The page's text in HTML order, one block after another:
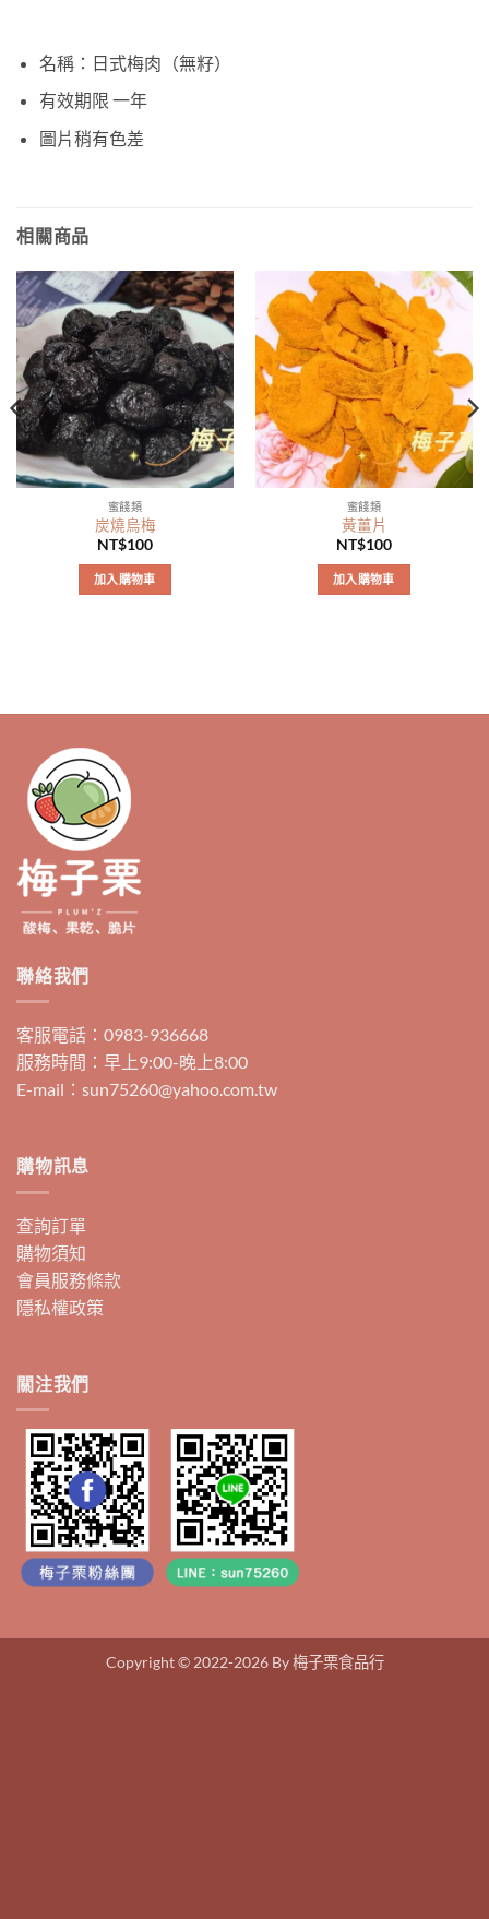
名稱：日式梅肉（無籽）
有效期限 一年
圖片稍有色差
相關商品
蜜餞類
炭燒烏梅
NT$100
加入購物車
蜜餞類
黃薑片
NT$100
加入購物車
聯絡我們
客服電話：0983-936668
服務時間：早上9:00-晚上8:00
E-mail：sun75260@yahoo.com.tw
購物訊息
查詢訂單
購物須知
會員服務條款
隱私權政策
關注我們
Copyright © 2022-2026 By 梅子栗食品行